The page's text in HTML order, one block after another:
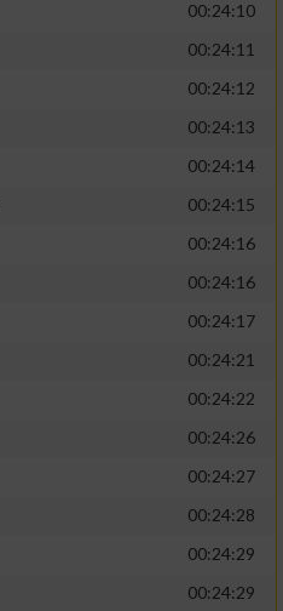
00:24:10
00:24:11
00:24:12
00:24:13
00:24:14
00:24:15
00:24:16
00:24:16
00:24:17
00:24:21
00:24:22
00:24:26
00:24:27
00:24:28
00:24:29
00:24:29